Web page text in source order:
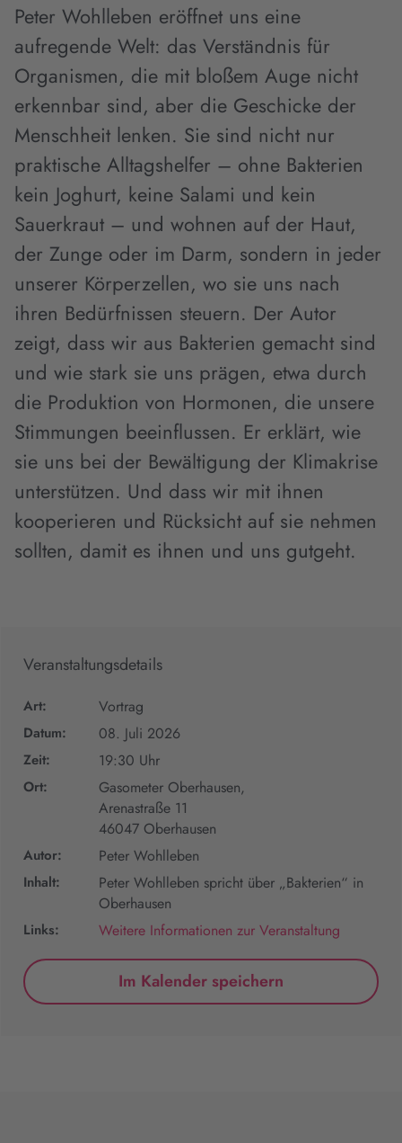
Peter Wohlleben eröffnet uns eine
aufregende Welt: das Verständnis für
Organismen, die mit bloßem Auge nicht
erkennbar sind, aber die Geschicke der
Menschheit lenken. Sie sind nicht nur
praktische Alltagshelfer – ohne Bakterien
kein Joghurt, keine Salami und kein
Sauerkraut – und wohnen auf der Haut,
der Zunge oder im Darm, sondern in jeder
unserer Körperzellen, wo sie uns nach
ihren Bedürfnissen steuern. Der Autor
zeigt, dass wir aus Bakterien gemacht sind
und wie stark sie uns prägen, etwa durch
die Produktion von Hormonen, die unsere
Stimmungen beeinflussen. Er erklärt, wie
sie uns bei der Bewältigung der Klimakrise
unterstützen. Und dass wir mit ihnen
kooperieren und Rücksicht auf sie nehmen
sollten, damit es ihnen und uns gutgeht.
Veranstaltungsdetails
Art: Vortrag
Datum: 08. Juli 2026
Zeit: 19:30 Uhr
Ort:
Gasometer Oberhausen,
Arenastraße 11
46047 Oberhausen
Autor: Peter Wohlleben
Inhalt:
Peter Wohlleben spricht über „Bakterien“ in
Oberhausen
Links: Weitere Informationen zur Veranstaltung
Im Kalender speichern